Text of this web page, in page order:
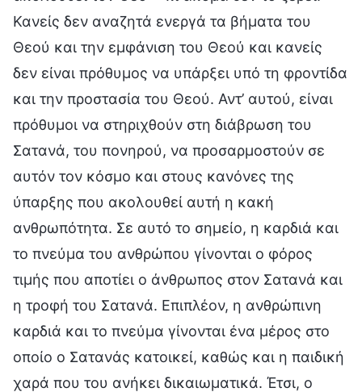
Κανείς δεν αναζητά ενεργά τα βήματα του
Θεού και την εμφάνιση του Θεού και κανείς
δεν είναι πρόθυμος να υπάρξει υπό τη φροντίδα
και την προστασία του Θεού. Αντ’ αυτού, είναι
πρόθυμοι να στηριχθούν στη διάβρωση του
Σατανά, του πονηρού, να προσαρμοστούν σε
αυτόν τον κόσμο και στους κανόνες της
ύπαρξης που ακολουθεί αυτή η κακή
ανθρωπότητα. Σε αυτό το σημείο, η καρδιά και
το πνεύμα του ανθρώπου γίνονται ο φόρος
τιμής που αποτίει ο άνθρωπος στον Σατανά και
η τροφή του Σατανά. Επιπλέον, η ανθρώπινη
καρδιά και το πνεύμα γίνονται ένα μέρος στο
οποίο ο Σατανάς κατοικεί, καθώς και η παιδική
χαρά που του ανήκει δικαιωματικά. Έτσι, ο